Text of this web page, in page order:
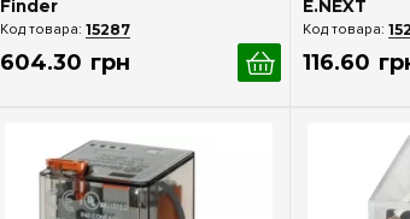
Finder
15287
604.30 грн
E.NEXT
116.60